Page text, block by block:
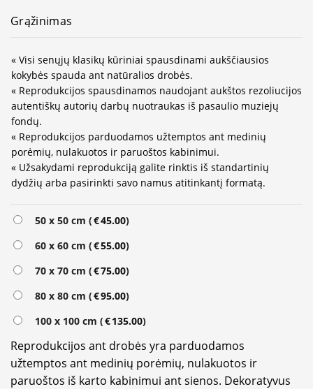
Grąžinimas
« Visi senųjų klasikų kūriniai spausdinami aukščiausios
kokybės spauda ant natūralios drobės.
« Reprodukcijos spausdinamos naudojant aukštos rezoliucijos
autentiškų autorių darbų nuotraukas iš pasaulio muziejų
fondų.
« Reprodukcijos parduodamos užtemptos ant medinių
porėmių, nulakuotos ir paruoštos kabinimui.
« Užsakydami reprodukciją galite rinktis iš standartinių
dydžių arba pasirinkti savo namus atitinkantį formatą.
50 x 50 cm (€45.00)
60 x 60 cm (€55.00)
70 x 70 cm (€75.00)
80 x 80 cm (€95.00)
100 x 100 cm (€135.00)
Reprodukcijos ant drobės yra parduodamos
užtemptos ant medinių porėmių, nulakuotos ir
paruoštos iš karto kabinimui ant sienos. Dekoratyvus
Alternative: